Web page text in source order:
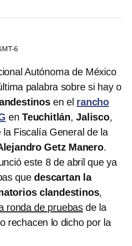
6
Autónoma de México
palabra sobre si hay o
en el rancho
enTeuchitlán,Jalisco,
Fiscalía General de la
Getz Manero.
este 8 de abril que ya
quedescartan la
clandestinos,
ronda de pruebas de la
rechacen lo dicho por la